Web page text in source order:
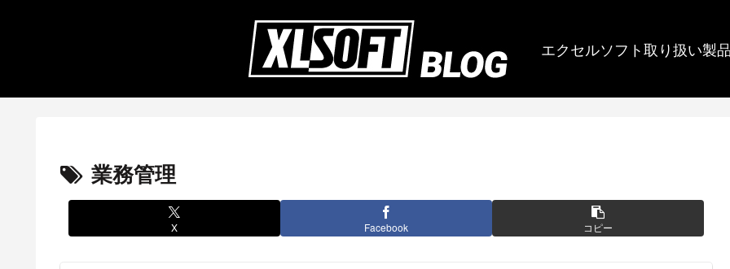
エクセルソフト取り扱い製
業務管理
X Facebook コピー